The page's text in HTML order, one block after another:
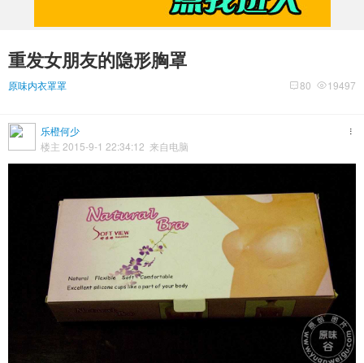
重发女朋友的隐形胸罩
原味内衣罩罩 19497
80
乐橙何少
楼主 2015-9-1 22:34:12 来自电脑